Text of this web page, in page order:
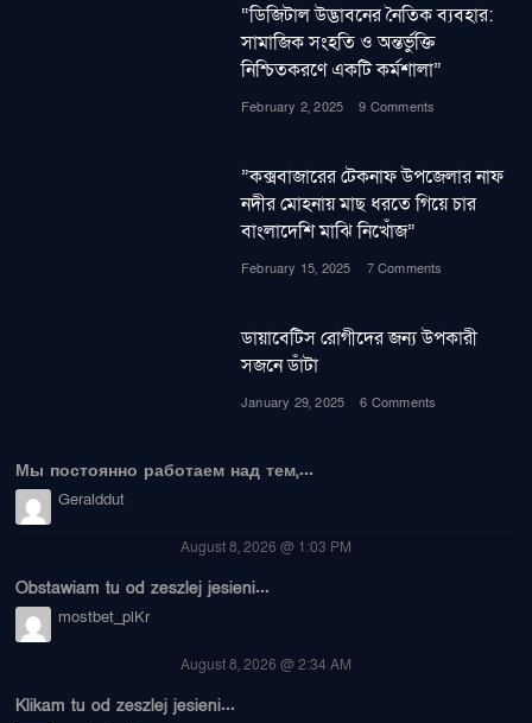
“ডিজিটাল উদ্ভাবনের নৈতিক ব্যবহার:
সামাজিক সংহতি ও অন্তর্ভুক্তি
নিশ্চিতকরণে একটি কর্মশালা”
February 2, 2025 9 Comments
”কক্সবাজারের টেকনাফ উপজেলার নাফ
নদীর মোহনায় মাছ ধরতে গিয়ে চার
বাংলাদেশি মাঝি নিখোঁজ”
February 15, 2025 7 Comments
ডায়াবেটিস রোগীদের জন্য উপকারী
সজনে ডাঁটা
January 29, 2025 6 Comments
Мы постоянно работаем над тем,...
Geralddut
August 8, 2026 @ 1:03 PM
Obstawiam tu od zeszlej jesieni...
mostbet_plKr
August 8, 2026 @ 2:34 AM
Klikam tu od zeszlej jesieni...